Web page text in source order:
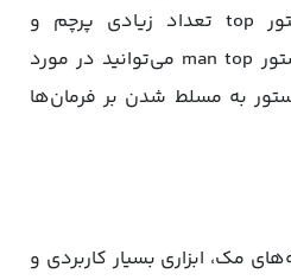
نیز ارائه می‌کند.مثلا دستور top تعداد زیادی پرچم و
اصلاح‌کننده دارد که با دستور man top می‌توانید در مورد
به مسلط شدن بر فرمان‌ها
مک، ابزاری بسیار کاربردی و